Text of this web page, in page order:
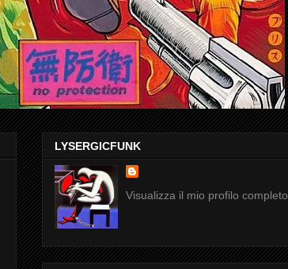
LYSERGICFUNK
Visualizza il mio profilo completo